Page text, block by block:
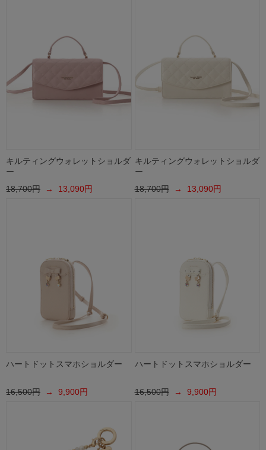
キルティングウォレットショルダ
ー
18,700円 → 13,090円
キルティングウォレットショルダ
ー
18,700円→ 13,090円
ハートドットスマホショルダー
16,500円 → 9,900円
ハートドットスマホショルダー
16,500円→ 9,900円